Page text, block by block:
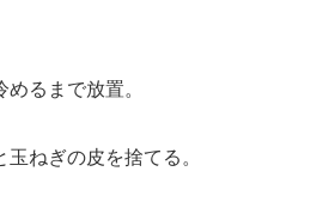
るまで放置。
ねぎの皮を捨てる。